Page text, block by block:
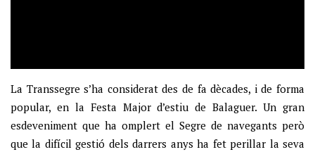
La Transsegre s’ha considerat des de fa dècades, i de forma
popular, en la Festa Major d’estiu de Balaguer. Un gran
esdeveniment que ha omplert el Segre de navegants però
que la difícil gestió dels darrers anys ha fet perillar la seva